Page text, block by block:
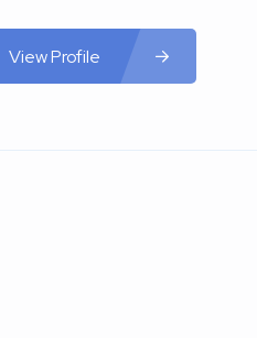
View Profile